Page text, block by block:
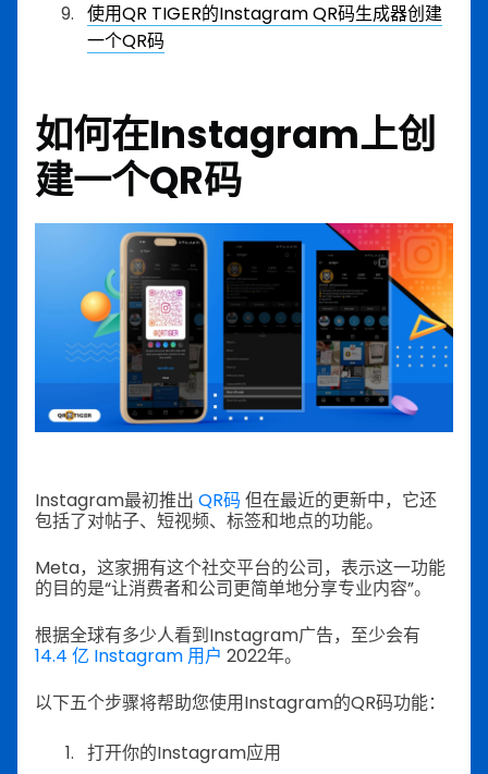
使用QR TIGER的Instagram QR码生成器创建
一个QR码
如何在Instagram上创
建一个QR码
Instagram最初推出 QR码 但在最近的更新中，它还
包括了对帖子、短视频、标签和地点的功能。
Meta，这家拥有这个社交平台的公司，表示这一功能
的目的是“让消费者和公司更简单地分享专业内容”。
根据全球有多少人看到Instagram广告，至少会有
14.4 亿 Instagram 用户 2022年。
以下五个步骤将帮助您使用Instagram的QR码功能：
打开你的Instagram应用